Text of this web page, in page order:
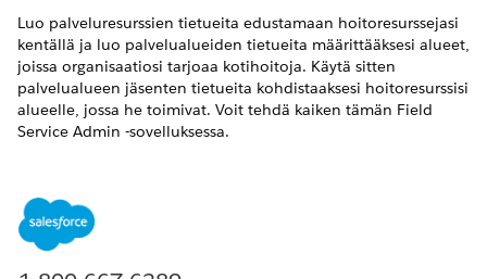
Luo palveluresurssien tietueita edustamaan hoitoresurssejasi
kentällä ja luo palvelualueiden tietueita määrittääksesi alueet,
joissa organisaatiosi tarjoaa kotihoitoja. Käytä sitten
palvelualueen jäsenten tietueita kohdistaaksesi hoitoresurssisi
alueelle, jossa he toimivat. Voit tehdä kaiken tämän Field
Service Admin -sovelluksessa.
Käytettävissä:
versiot, joissa on Health Cloud ja Home Health Add-on -
lisäosalisenssi